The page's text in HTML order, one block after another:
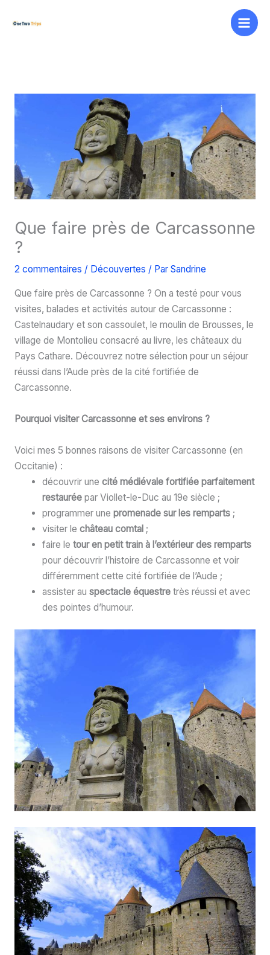
Que faire près de Carcassonne
?
2 commentaires / Découvertes / Par Sandrine
Que faire près de Carcassonne ? On a testé pour vous
visites, balades et activités autour de Carcassonne :
Castelnaudary et son cassoulet, le moulin de Brousses, le
village de Montolieu consacré au livre, les châteaux du
Pays Cathare. Découvrez notre sélection pour un séjour
réussi dans l’Aude près de la cité fortifiée de
Carcassonne.
Pourquoi visiter Carcassonne et ses environs ?
Voici mes 5 bonnes raisons de visiter Carcassonne (en
Occitanie) :
découvrir unecité médiévale fortifiée parfaitement
restaurée par Viollet-le-Duc au 19e siècle ;
programmer unepromenade sur les remparts ;
visiter lechâteau comtal ;
faire letour en petit train à l’extérieur des remparts
pour découvrir l’histoire de Carcassonne et voir
différemment cette cité fortifiée de l’Aude ;
assister auspectacle équestre très réussi et avec
des pointes d’humour.